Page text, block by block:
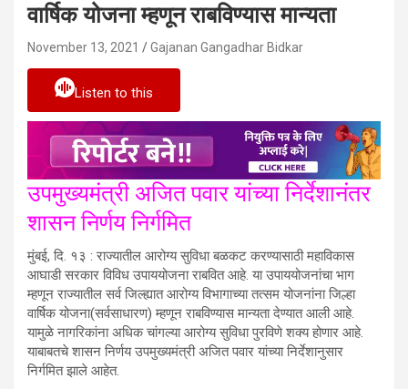
वार्षिक योजना म्हणून राबविण्यास मान्यता
November 13, 2021 Gajanan Gangadhar Bidkar
Listen to this
उपमुख्यमंत्री अजित पवार यांच्या निर्देशानंतर
शासन निर्णय निर्गमित
मुंबई, दि. १३ : राज्यातील आरोग्य सुविधा बळकट करण्यासाठी महाविकास
आघाडी सरकार विविध उपाययोजना राबवित आहे. या उपाययोजनांचा भाग
म्हणून राज्यातील सर्व जिल्ह्यात आरोग्य विभागाच्या तत्सम योजनांना जिल्हा
वार्षिक योजना(सर्वसाधारण) म्हणून राबविण्यास मान्यता देण्यात आली आहे.
यामुळे नागरिकांना अधिक चांगल्या आरोग्य सुविधा पुरविणे शक्य होणार आहे.
याबाबतचे शासन निर्णय उपमुख्यमंत्री अजित पवार यांच्या निर्देशानुसार
निर्गमित झाले आहेत.